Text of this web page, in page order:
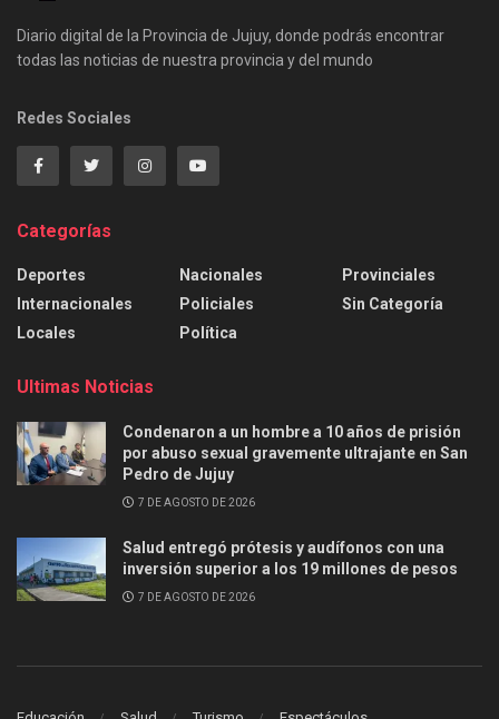
Diario digital de la Provincia de Jujuy, donde podrás encontrar
todas las noticias de nuestra provincia y del mundo
Redes Sociales
Categorías
Deportes
Internacionales
Locales
Nacionales
Policiales
Política
Provinciales
Sin Categoría
Ultimas Noticias
Condenaron a un hombre a 10 años de prisión
por abuso sexual gravemente ultrajante en San
Pedro de Jujuy
7 DE AGOSTO DE 2026
Salud entregó prótesis y audífonos con una
inversión superior a los 19 millones de pesos
7 DE AGOSTO DE 2026